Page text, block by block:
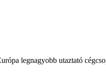
legnagyobb utaztató